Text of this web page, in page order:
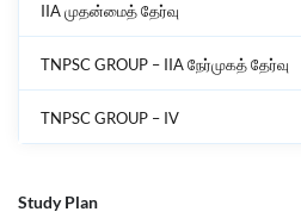
IIA முதன்மைத் தேர்வு
TNPSC GROUP – IIA நேர்முகத் தேர்வு
TNPSC GROUP – IV
Study Plan